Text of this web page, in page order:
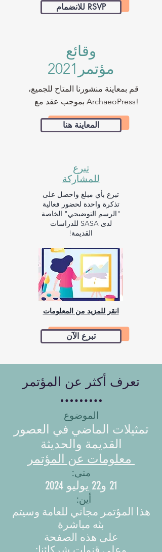
للانضمام RSVP
وقائع
مؤتمر2021
قم بمعاينة منشورنا المتاح للجميع،
بموجب عقد مع ArchaeoPress!
المعاينة هنا
تبرع
للمشاركة
تبرع بأي مبلغ واحصل على
تذكرة واحدة لحضور فعالية
"الرسم التوضيحي" الخاصة
لدى SASA للدراسات
القديمة!
انقر للمزيد من المعلومات
تبرع الآن
تعرف أكثر عن المؤتمر
الموضوع
تمثيلات الماضي في العصور
القديمة والحديثة
متى:
21 و22 يوليو 2024
أين:
هذا المؤتمر مجاني للعامة وسيتم
بثه مباشرة
على هذه الصفحة